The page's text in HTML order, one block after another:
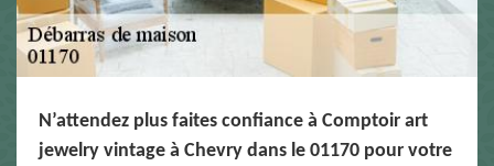
N’attendez plus faites confiance à Comptoir art
jewelry vintage à Chevry dans le 01170 pour votre